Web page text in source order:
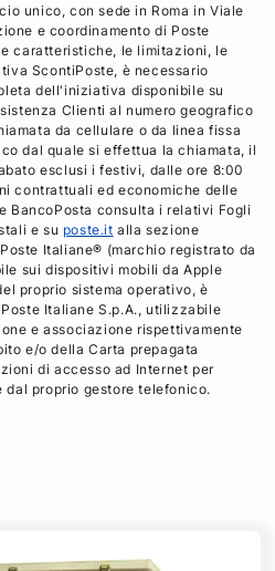
unico, con sede in Roma in Viale
e coordinamento di Poste
caratteristiche, le limitazioni, le
ScontiPoste, è necessario
dell'iniziativa disponibile su
Clienti al numero geografico
da cellulare o da linea fissa
dal quale si effettua la chiamata, il
esclusi i festivi, dalle ore 8:00
contrattuali ed economiche delle
BancoPosta consulta i relativi Fogli
e su poste.it alla sezione
Italiane® (marchio registrato da
sui dispositivi mobili da Apple
proprio sistema operativo, è
Italiane S.p.A., utilizzabile
e associazione rispettivamente
e/o della Carta prepagata
di accesso ad Internet per
dal proprio gestore telefonico.